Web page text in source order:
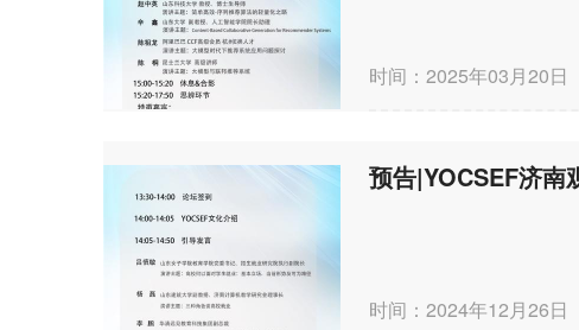
时间：2025年03月20日
时间：2024年12月26日